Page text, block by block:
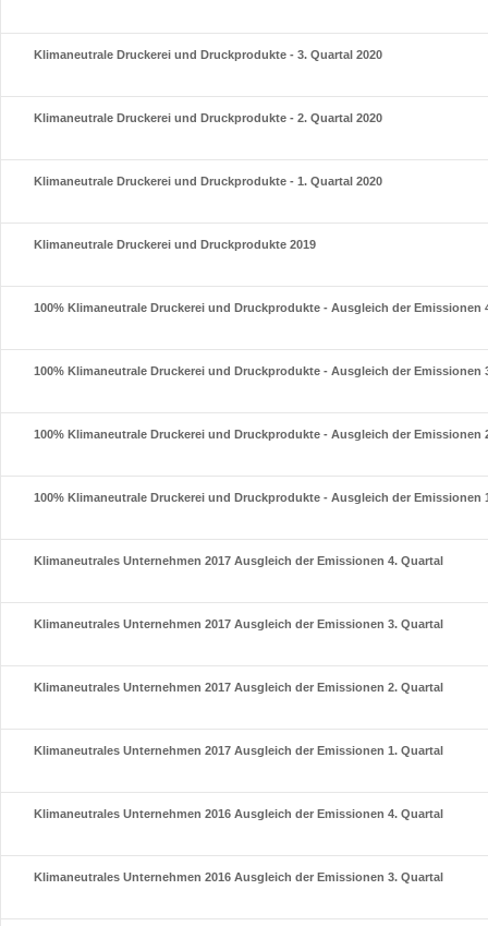
Klimaneutrale Druckerei und Druckprodukte - 3. Quartal 2020
Klimaneutrale Druckerei und Druckprodukte - 2. Quartal 2020
Klimaneutrale Druckerei und Druckprodukte - 1. Quartal 2020
Klimaneutrale Druckerei und Druckprodukte 2019
100% Klimaneutrale Druckerei und Druckprodukte - Ausgleich der Emissionen
100% Klimaneutrale Druckerei und Druckprodukte - Ausgleich der Emissionen
100% Klimaneutrale Druckerei und Druckprodukte - Ausgleich der Emissionen
100% Klimaneutrale Druckerei und Druckprodukte - Ausgleich der Emissionen
Klimaneutrales Unternehmen 2017 Ausgleich der Emissionen 4. Quartal
Klimaneutrales Unternehmen 2017 Ausgleich der Emissionen 3. Quartal
Klimaneutrales Unternehmen 2017 Ausgleich der Emissionen 2. Quartal
Klimaneutrales Unternehmen 2017 Ausgleich der Emissionen 1. Quartal
Klimaneutrales Unternehmen 2016 Ausgleich der Emissionen 4. Quartal
Klimaneutrales Unternehmen 2016 Ausgleich der Emissionen 3. Quartal